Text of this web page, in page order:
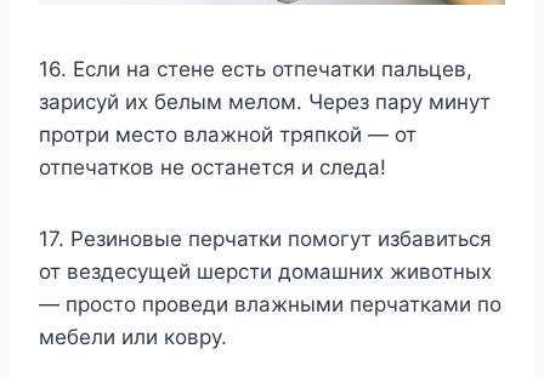
16. Если на стене есть отпечатки пальцев,
зарисуй их белым мелом. Через пару минут
протри место влажной тряпкой — от
отпечатков не останется и следа!
17. Резиновые перчатки помогут избавиться
от вездесущей шерсти домашних животных
— просто проведи влажными перчатками по
мебели или ковру.